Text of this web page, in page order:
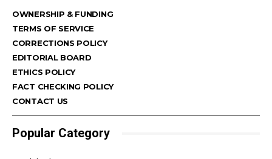
OWNERSHIP & FUNDING
TERMS OF SERVICE
CORRECTIONS POLICY
EDITORIAL BOARD
ETHICS POLICY
FACT CHECKING POLICY
CONTACT US
Popular Category